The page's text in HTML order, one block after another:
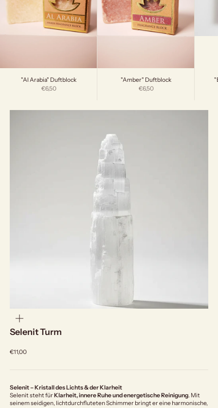
"Al Arabia" Duftblock
Angebot
€6,50
"Amber" Duftblock
Angebot
€6,50
Selenit Turm
Angebot
€11,00
Selenit – Kristall des Lichts & der Klarheit
Selenit steht fürKlarheit, innere Ruhe und energetische Reinigung. Mit
seinem seidigen, lichtdurchfluteten Schimmer bringt er eine harmonische,